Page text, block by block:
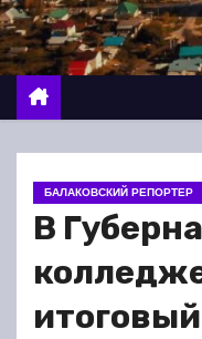
о
м
у
БАЛАКОВСКИЙ РЕПОРТЕР
В